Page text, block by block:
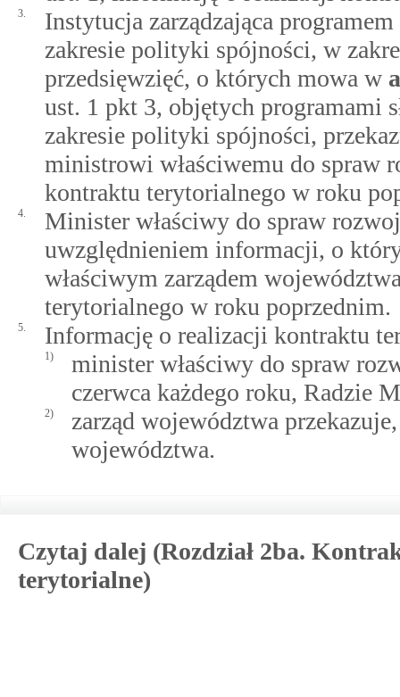
3.
Instytucja zarządzająca
zakresie polityki spójności, w
przedsięwzięć, o których mowa w
ust. 1 pkt 3, objętych programami
zakresie polityki spójności,
ministrowi właściwemu do spraw
kontraktu terytorialnego w roku
4.
Minister właściwy do spraw
uwzględnieniem informacji, o
właściwym zarządem
terytorialnego w roku poprzednim.
5. Informację o realizacji kontraktu
1)
minister właściwy do spraw
czerwca każdego roku, Radzie
2)
zarząd województwa
województwa.
Czytaj dalej (Rozdział 2ba.
terytorialne)